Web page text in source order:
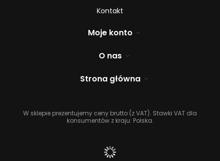
Kontakt
Moje konto
O nas
Strona główna
W sklepie prezentujemy ceny brutto (z VAT). Stawki VAT dla
konsumentów z kraju: Polska.